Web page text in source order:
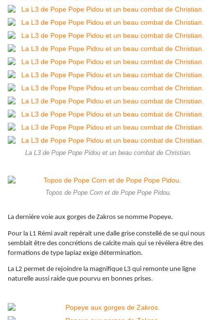
La L3 de Pope Pope Pidou et un beau combat de Christian.
Topos de Pope Corn et de Pope Pope Pidou.
La dernière voie aux gorges de Zakros se nomme Popeye.
Pour la L1 Rémi avait repérait une dalle grise constellé de se qui nous
semblait être des concrétions de calcite mais qui se révélera être des
formations de type lapiaz exige détermination.
La L2 permet de rejoindre la magnifique L3 qui remonte une ligne
naturelle aussi raide que pourvu en bonnes prises.